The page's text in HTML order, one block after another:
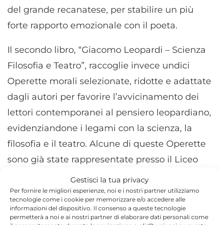
Gestisci la tua privacy
Per fornire le migliori esperienze, noi e i nostri partner utilizziamo
tecnologie come i cookie per memorizzare e/o accedere alle
informazioni del dispositivo. Il consenso a queste tecnologie
permetterà a noi e ai nostri partner di elaborare dati personali come
del grande recanatese, per stabilire un più
forte rapporto emozionale con il poeta.
Il secondo libro, “Giacomo Leopardi – Scienza
Filosofia e Teatro”, raccoglie invece undici
Operette morali selezionate, ridotte e adattate
dagli autori per favorire l’avvicinamento dei
lettori contemporanei al pensiero leopardiano,
evidenziandone i legami con la scienza, la
filosofia e il teatro. Alcune di queste Operette
sono già state rappresentate presso il Liceo
“R. Politi” di Agrigento, riscuotendo consensi
fra gli alunni e i docenti.
Per i professori Stefano Certa e Angela